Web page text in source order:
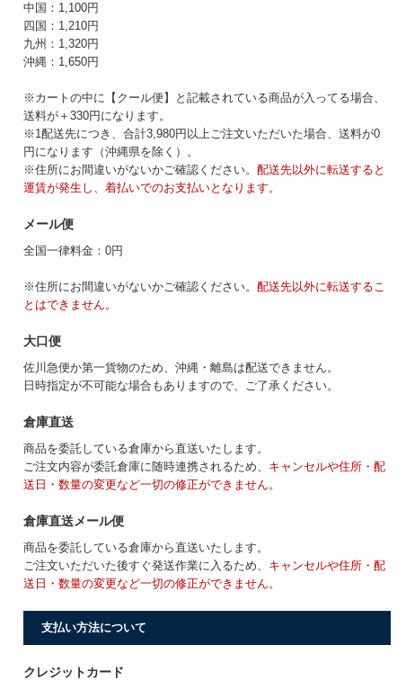
中国：1,100円
四国：1,210円
九州：1,320円
沖縄：1,650円
※カートの中に【クール便】と記載されている商品が入ってる場合、
送料が＋330円になります。
※1配送先につき、合計3,980円以上ご注文いただいた場合、送料が0
円になります（沖縄県を除く）。
※住所にお間違いがないかご確認ください。 配送先以外に転送すると
運賃が発生し、着払いでのお支払いとなります。
メール便
全国一律料金：0円
※住所にお間違いがないかご確認ください。 配送先以外に転送するこ
とはできません。
大口便
佐川急便か第一貨物のため、沖縄・離島は配送できません。
日時指定が不可能な場合もありますので、ご了承ください。
倉庫直送
商品を委託している倉庫から直送いたします。
ご注文内容が委託倉庫に随時連携されるため、
キャンセルや住所・配
送日・数量の変更など一切の修正ができません。
倉庫直送メール便
商品を委託している倉庫から直送いたします。
ご注文いただいた後すぐ発送作業に入るため、
キャンセルや住所・配
送日・数量の変更など一切の修正ができません。
支払い方法について
クレジットカード